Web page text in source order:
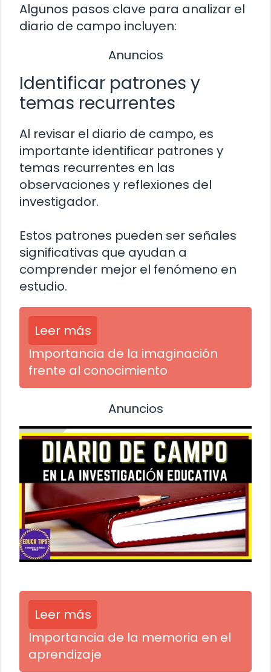
Algunos pasos clave para analizar el
diario de campo incluyen:
Anuncios
Identificar patrones y
temas recurrentes
Al revisar el diario de campo, es
importante identificar patrones y
temas recurrentes en las
observaciones y reflexiones del
investigador.
Estos patrones pueden ser señales
significativas que ayudan a
comprender mejor el fenómeno en
estudio.
Leer más
Importancia de la imaginación
frente al conocimiento
Anuncios
Leer más
Importancia de la memoria en el
aprendizaje